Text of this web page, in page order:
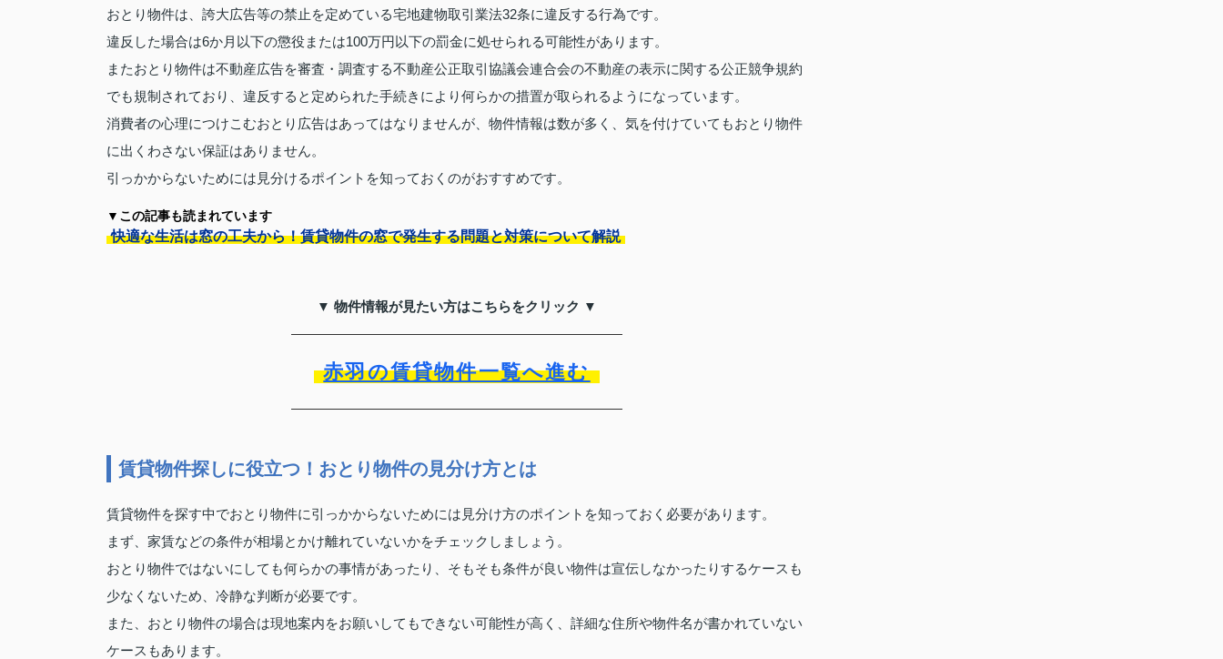
おとり物件は、誇大広告等の禁止を定めている宅地建物取引業法32条に違反する行為です。
違反した場合は6か月以下の懲役または100万円以下の罰金に処せられる可能性があります。
またおとり物件は不動産広告を審査・調査する不動産公正取引協議会連合会の不動産の表示に関する公正競争規約
でも規制されており、違反すると定められた手続きにより何らかの措置が取られるようになっています。
消費者の心理につけこむおとり広告はあってはなりませんが、物件情報は数が多く、気を付けていてもおとり物件
に出くわさない保証はありません。
引っかからないためには見分けるポイントを知っておくのがおすすめです。
▼この記事も読まれています
快適な生活は窓の工夫から！賃貸物件の窓で発生する問題と対策について解説
▼ 物件情報が見たい方はこちらをクリック ▼
赤羽の賃貸物件一覧へ進む
賃貸物件探しに役立つ！おとり物件の見分け方とは
賃貸物件を探す中でおとり物件に引っかからないためには見分け方のポイントを知っておく必要があります。
まず、家賃などの条件が相場とかけ離れていないかをチェックしましょう。
おとり物件ではないにしても何らかの事情があったり、そもそも条件が良い物件は宣伝しなかったりするケースも
少なくないため、冷静な判断が必要です。
また、おとり物件の場合は現地案内をお願いしてもできない可能性が高く、詳細な住所や物件名が書かれていない
ケースもあります。